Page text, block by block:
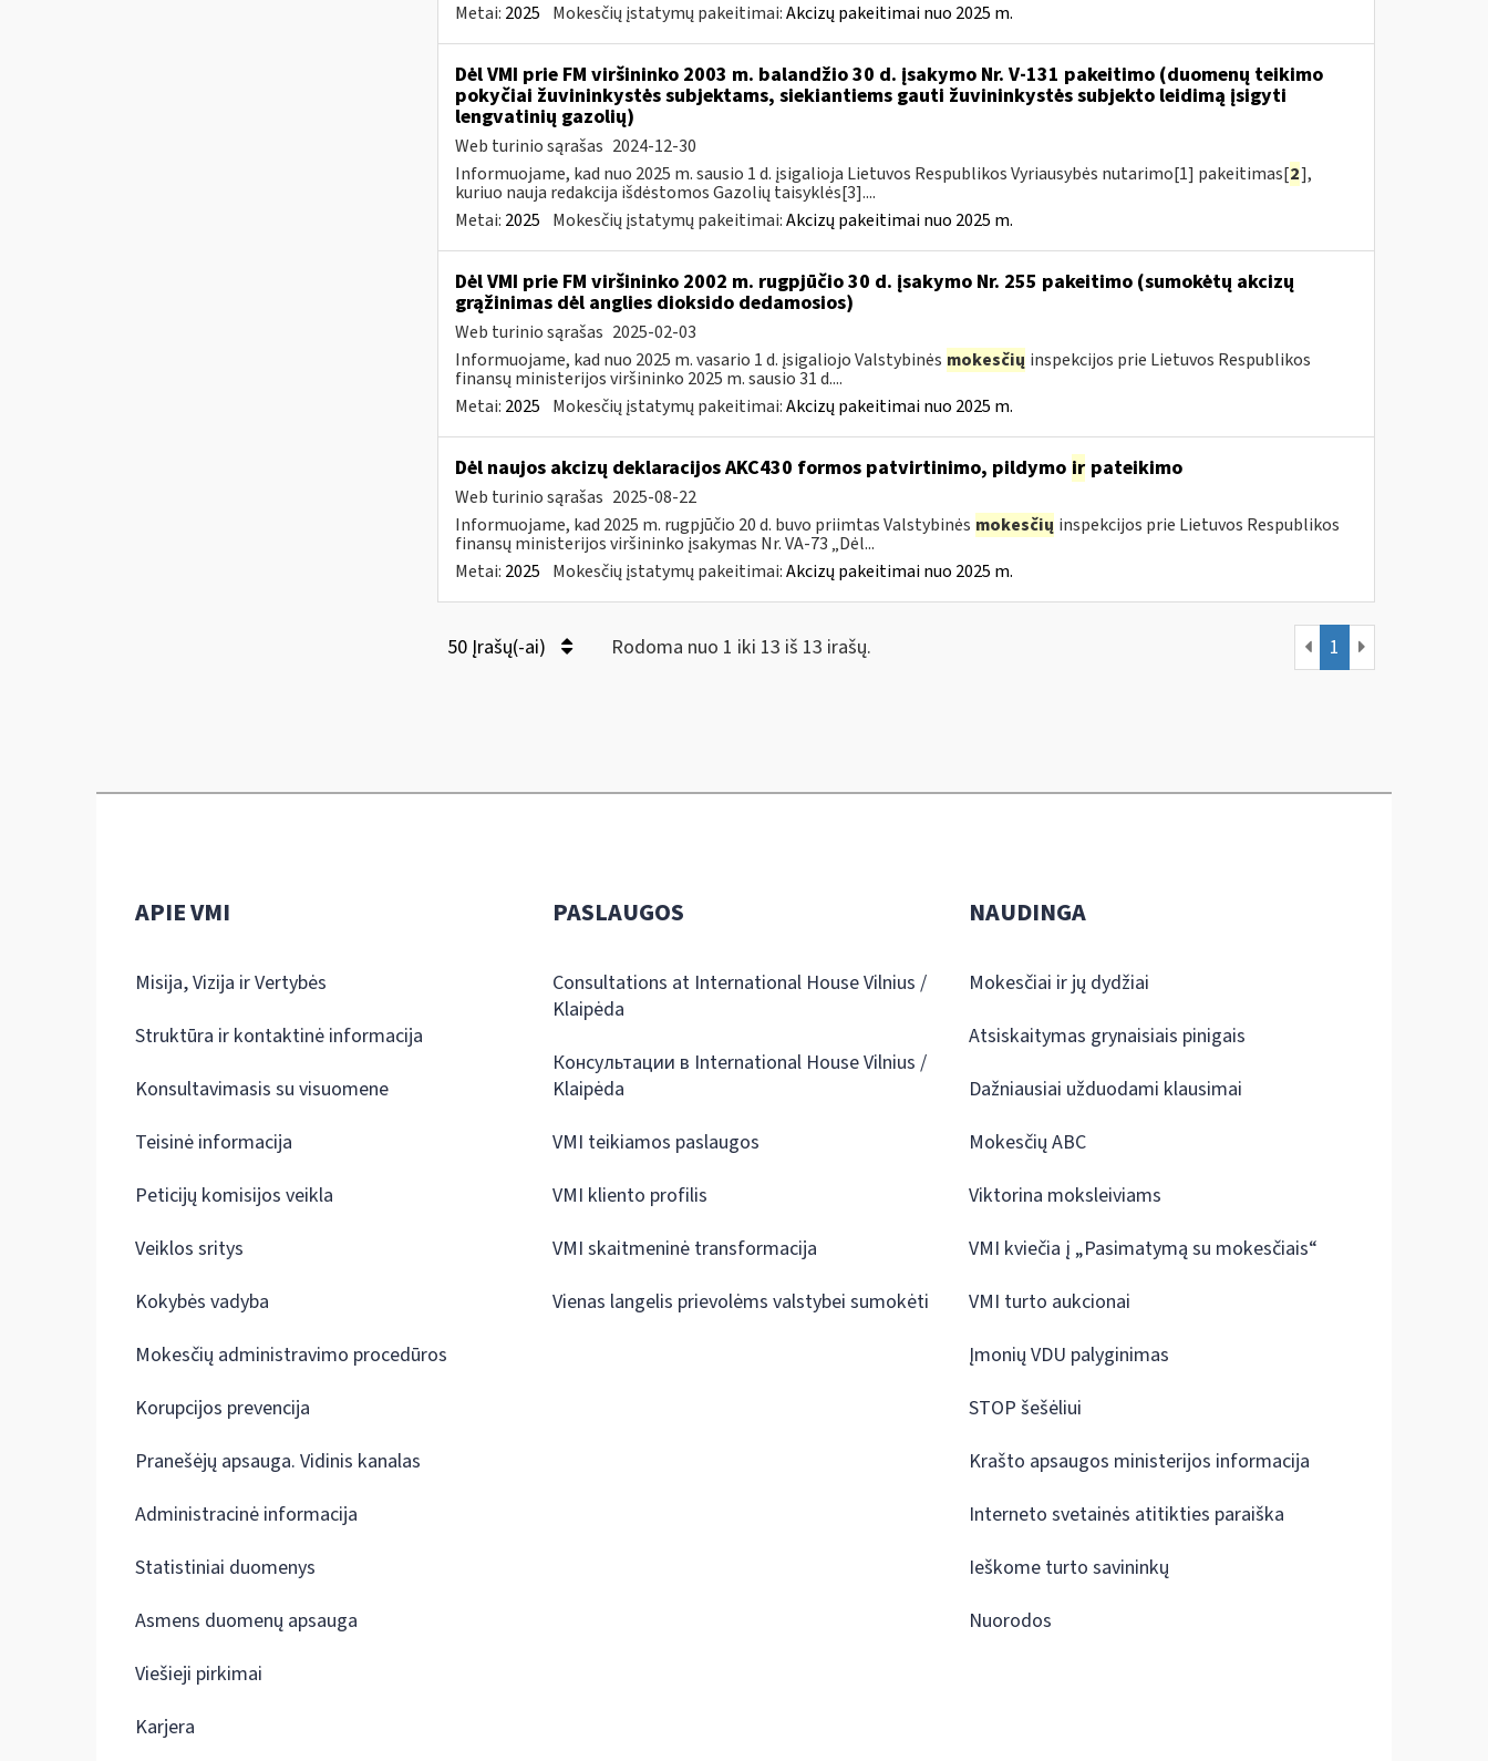
Metai: 2025 Mokesčių įstatymų pakeitimai:Akcizų pakeitimai nuo 2025 m.
Dėl VMI prie FM viršininko 2003 m. balandžio 30 d. įsakymo Nr. V-131 pakeitimo (duomenų teikimo
pokyčiai žuvininkystės subjektams, siekiantiems gauti žuvininkystės subjekto leidimą įsigyti
lengvatinių gazolių)
Web turinio sąrašas 2024-12-30
Informuojame, kad nuo 2025 m. sausio 1 d. įsigalioja Lietuvos Respublikos Vyriausybės nutarimo[1] pakeitimas[2],
kuriuo nauja redakcija išdėstomos Gazolių taisyklės[3]....
Metai: 2025 Mokesčių įstatymų pakeitimai:Akcizų pakeitimai nuo 2025 m.
Dėl VMI prie FM viršininko 2002 m. rugpjūčio 30 d. įsakymo Nr. 255 pakeitimo (sumokėtų akcizų
grąžinimas dėl anglies dioksido dedamosios)
Web turinio sąrašas 2025-02-03
Informuojame, kad nuo 2025 m. vasario 1 d. įsigaliojo Valstybinės mokesčių inspekcijos prie Lietuvos Respublikos
finansų ministerijos viršininko 2025 m. sausio 31 d....
Metai: 2025 Mokesčių įstatymų pakeitimai:Akcizų pakeitimai nuo 2025 m.
Dėl naujos akcizų deklaracijos AKC430 formos patvirtinimo, pildymo irpateikimo
Web turinio sąrašas 2025-08-22
Informuojame, kad 2025 m. rugpjūčio 20 d. buvo priimtas Valstybinės mokesčių inspekcijos prie Lietuvos Respublikos
finansų ministerijos viršininko įsakymas Nr. VA-73 „Dėl...
Metai: 2025 Mokesčių įstatymų pakeitimai:Akcizų pakeitimai nuo 2025 m.
50 Įrašų(-ai) Rodoma nuo 1 iki 13 iš 13 irašų. 1
APIE VMI
Misija, Vizija ir Vertybės
Struktūra ir kontaktinė informacija
Konsultavimasis su visuomene
Teisinė informacija
Peticijų komisijos veikla
Veiklos sritys
Kokybės vadyba
Mokesčių administravimo procedūros
Korupcijos prevencija
Pranešėjų apsauga. Vidinis kanalas
Administracinė informacija
Statistiniai duomenys
Asmens duomenų apsauga
Viešieji pirkimai
Karjera
PASLAUGOS
Consultations at International House Vilnius /
Klaipėda
Консультации в International House Vilnius /
Klaipėda
VMI teikiamos paslaugos
VMI kliento profilis
VMI skaitmeninė transformacija
Vienas langelis prievolėms valstybei sumokėti
NAUDINGA
Mokesčiai ir jų dydžiai
Atsiskaitymas grynaisiais pinigais
Dažniausiai užduodami klausimai
Mokesčių ABC
Viktorina moksleiviams
VMI kviečia į „Pasimatymą su mokesčiais“
VMI turto aukcionai
Įmonių VDU palyginimas
STOP šešėliui
Krašto apsaugos ministerijos informacija
Interneto svetainės atitikties paraiška
Ieškome turto savininkų
Nuorodos